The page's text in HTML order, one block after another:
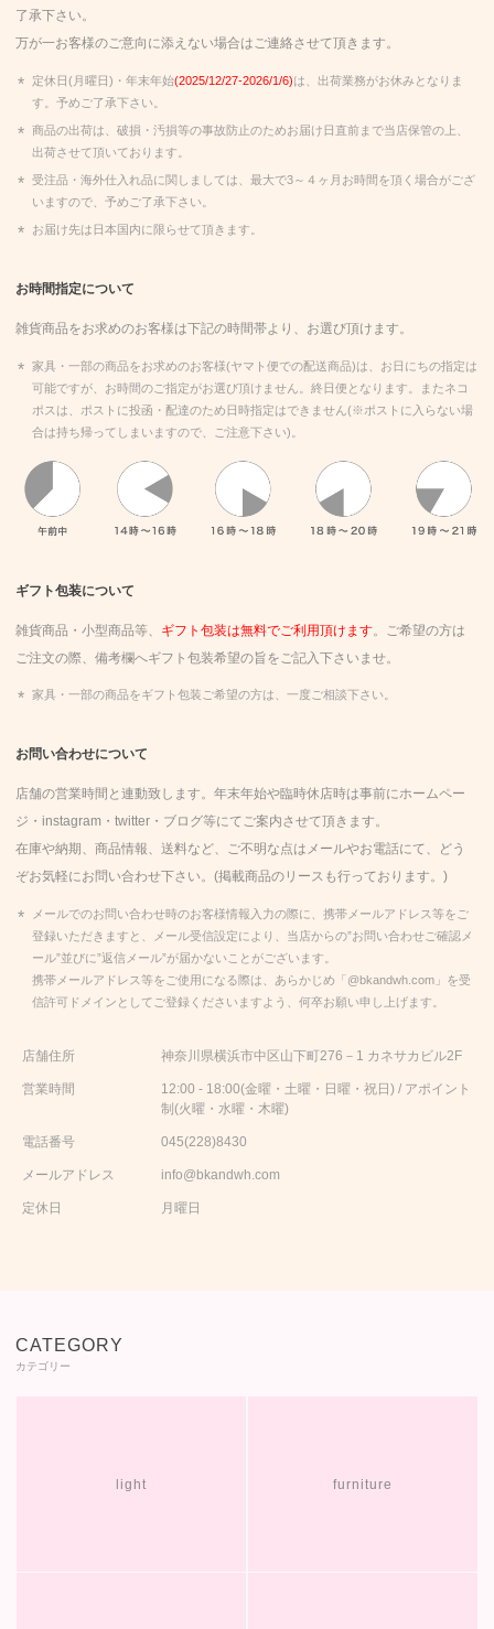
了承下さい。
万が一お客様のご意向に添えない場合はご連絡させて頂きます。
定休日(月曜日)・年末年始(2025/12/27-2026/1/6)は、出荷業務がお休みとなりま
す。予めご了承下さい。
商品の出荷は、破損・汚損等の事故防止のためお届け日直前まで当店保管の上、
出荷させて頂いております。
受注品・海外仕入れ品に関しましては、最大で3～４ヶ月お時間を頂く場合がござ
いますので、予めご了承下さい。
お届け先は日本国内に限らせて頂きます。
お時間指定について
雑貨商品をお求めのお客様は下記の時間帯より、お選び頂けます。
家具・一部の商品をお求めのお客様(ヤマト便での配送商品)は、お日にちの指定は
可能ですが、お時間のご指定がお選び頂けません。終日便となります。またネコ
ポスは、ポストに投函・配達のため日時指定はできません(※ポストに入らない場
合は持ち帰ってしまいますので、ご注意下さい)。
午前中、14時～16時、16時～18時、18時～20時、19時～21時
ギフト包装について
雑貨商品・小型商品等、 ギフト包装は無料でご利用頂けます。ご希望の方は
ご注文の際、備考欄へギフト包装希望の旨をご記入下さいませ。
家具・一部の商品をギフト包装ご希望の方は、一度ご相談下さい。
お問い合わせについて
店舗の営業時間と連動致します。年末年始や臨時休店時は事前にホームペー
ジ・instagram・twitter・ ブログ等にてご案内させて頂きます。
在庫や納期、商品情報、送料など、ご不明な点はメールやお電話にて、どう
ぞお気軽にお問い合わせ下さい。(掲載商品のリースも行っております。)
メールでのお問い合わせ時のお客様情報入力の際に、携帯メールアドレス等をご
登録いただきますと、メール受信設定により、当店からの”お問い合わせご確認メ
ール”並びに”返信メール”が届かないことがございます。
携帯メールアドレス等をご使用になる際は、あらかじめ「@bkandwh.com」を受
信許可ドメインとしてご登録くださいますよう、何卒お願い申し上げます。
店舗住所 神奈川県横浜市中区山下町276－1 カネサカビル2F
営業時間
12:00 - 18:00(金曜・土曜・日曜・祝日) / アポイント
制(火曜・水曜・木曜)
電話番号 045(228)8430
メールアドレス info@bkandwh.com
定休日 月曜日
CATEGORY
カテゴリー
light furniture